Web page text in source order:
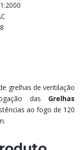
grelhas de ventilação
das Grelhas
ao fogo de 120